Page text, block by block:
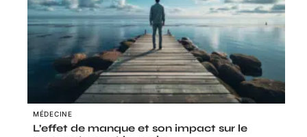
MÉDECINE
L’effet de manque et son impact sur le